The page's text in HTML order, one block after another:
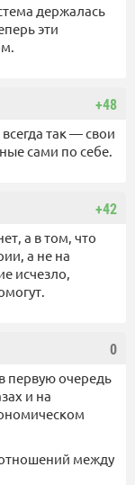
держалась
эти
+48
так — свои
сами по себе.
+42
а в том, что
а не на
исчезло,
0
первую очередь
и на
между